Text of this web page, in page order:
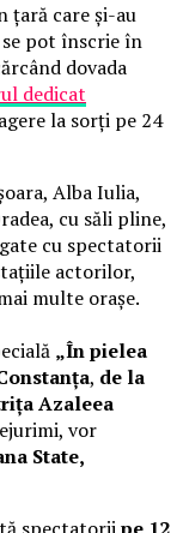
țară care și-au
pot înscrie în
dovada
dedicat
la sorți pe 24
Alba Iulia,
cu săli pline,
cu spectatorii
actorilor,
multe orașe.
„În pielea
, de la
Azaleea
vor
State,